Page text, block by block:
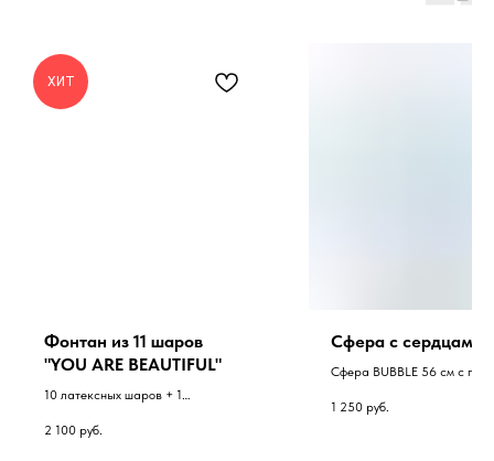
ХИТ
Фонтан из 11 шаров
"YOU ARE BEAUTIFUL"
10 латексных шаров + 1
грузике.
2 100 руб.
Сфера с сердцами
Сфера BUBBLE 56 см с
1 250 руб.